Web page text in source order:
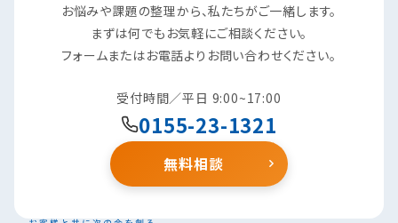
お悩みや課題の整理から、私たちがご一緒します。
まずは何でもお気軽にご相談ください。
フォームまたはお電話よりお問い合わせください。
受付時間／平日 9:00~17:00
0155-23-1321
無料相談